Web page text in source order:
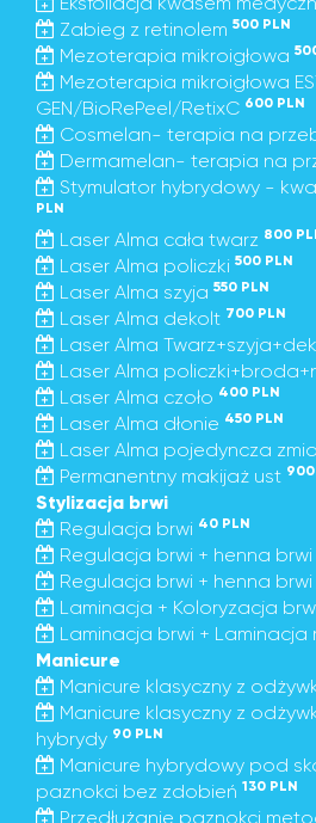
Zabieg z retinolem 500 PLN
Mezoterapia mikroigłowa
Mezoterapia mikroigłowa
GEN/BioRePeel/RetixC 600 PLN
Cosmelan- terapia na
Dermamelan- terapia na
Stymulator hybrydowy -
PLN
Laser Alma cała twarz 800
Laser Alma policzki 500 PLN
Laser Alma szyja 550 PLN
Laser Alma dekolt 700 PLN
Laser Alma
Laser Alma
Laser Alma czoło 400 PLN
Laser Alma dłonie 450 PLN
Laser Alma pojedyncza
Permanentny makijaż ust 900
Stylizacja brwi
Regulacja brwi 40 PLN
Regulacja brwi + henna brwi
Regulacja brwi + henna
Laminacja + Koloryzacja
Laminacja brwi + Laminacja
Manicure
Manicure klasyczny z
Manicure klasyczny z
hybrydy 90 PLN
Manicure hybrydowy pod
paznokci bez zdobień 130 PLN
Przedłużanie paznokci